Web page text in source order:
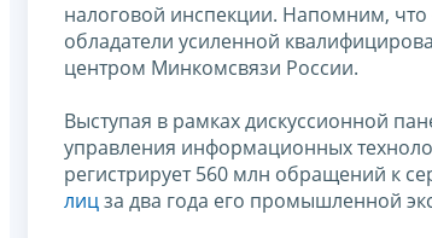
налоговой инспекции. Напомним, что
обладатели усиленной
центром Минкомсвязи России.
Выступая в рамках дискуссионной
управления информационных
регистрирует 560 млн обращений к
лицза два года его промышленной